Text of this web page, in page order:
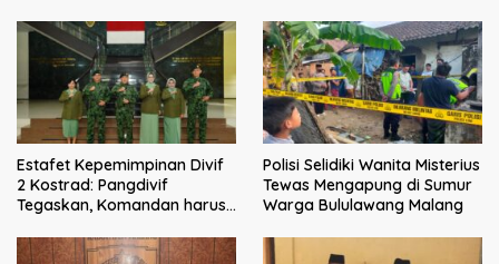
bagi Pejuang Sosial
Estafet Kepemimpinan Divif
2 Kostrad: Pangdivif
Tegaskan, Komandan harus
dan solusi bagi prajurit
Polisi Selidiki Wanita Misterius
Tewas Mengapung di Sumur
Warga Bululawang Malang